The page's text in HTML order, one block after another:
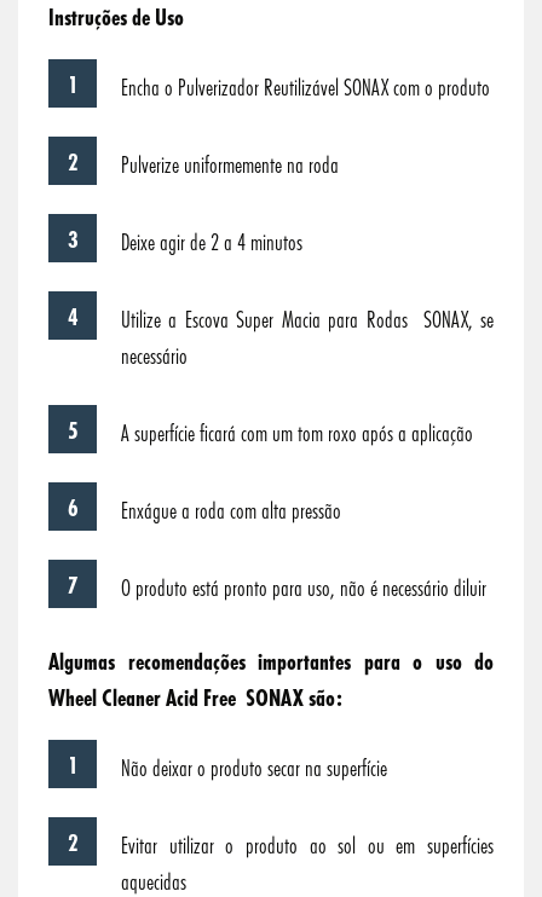
Instruções de Uso
Encha o Pulverizador Reutilizável SONAX com o produto
Pulverize uniformemente na roda
Deixe agir de 2 a 4 minutos
Utilize a Escova Super Macia para Rodas SONAX, se
necessário
A superfície ficará com um tom roxo após a aplicação
Enxágue a roda com alta pressão
O produto está pronto para uso, não é necessário diluir
Algumas recomendações importantes para o uso do
Wheel Cleaner Acid Free SONAX são:
Não deixar o produto secar na superfície
Evitar utilizar o produto ao sol ou em superfícies
aquecidas